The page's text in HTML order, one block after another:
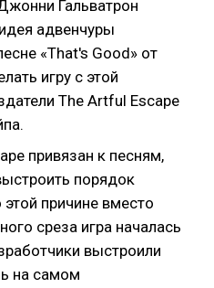
Гальватрон
адвенчуры
«That's Good» от
игру с этой
The Artful Escape
привязан к песням,
порядок
причине вместо
среза игра началась
выстроили
на самом